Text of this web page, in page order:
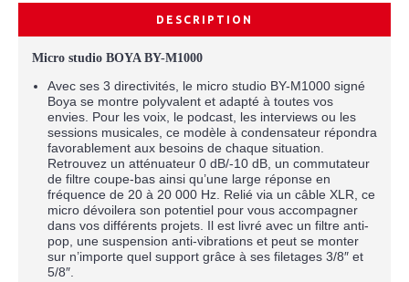
DESCRIPTION
Micro studio BOYA BY-M1000
Avec ses 3 directivités, le micro studio BY-M1000 signé
Boya se montre polyvalent et adapté à toutes vos
envies. Pour les voix, le podcast, les interviews ou les
sessions musicales, ce modèle à condensateur répondra
favorablement aux besoins de chaque situation.
Retrouvez un atténuateur 0 dB/-10 dB, un commutateur
de filtre coupe-bas ainsi qu’une large réponse en
fréquence de 20 à 20 000 Hz. Relié via un câble XLR, ce
micro dévoilera son potentiel pour vous accompagner
dans vos différents projets. Il est livré avec un filtre anti-
pop, une suspension anti-vibrations et peut se monter
sur n’importe quel support grâce à ses filetages 3/8″ et
5/8″.